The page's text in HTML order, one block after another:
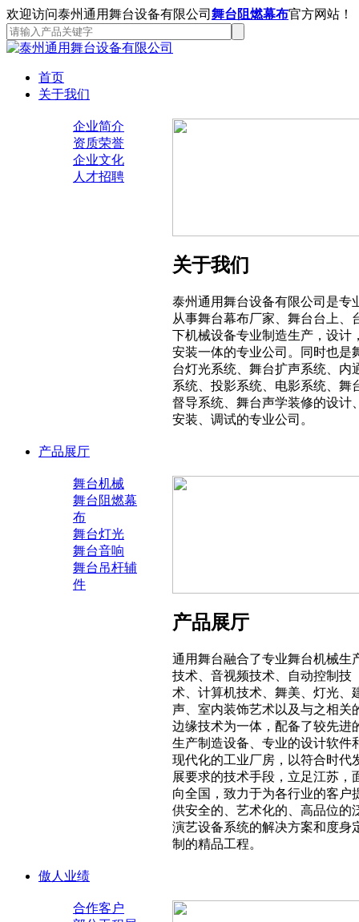
欢迎访问泰州通用舞台设备有限公司 舞台阻燃幕布官方网站！
首页
关于我们
企业简介
资质荣誉
企业文化
人才招聘
关于我们
泰州通用舞台设备有限公司是专
从事舞台幕布厂家、舞台台上、
下机械设备专业制造生产，设计，
安装一体的专业公司。同时也是
台灯光系统、舞台扩声系统、内
系统、投影系统、电影系统、舞
督导系统、舞台声学装修的设计、
安装、调试的专业公司。
产品展厅
舞台机械
舞台阻燃幕
布
舞台灯光
舞台音响
舞台吊杆辅
件
产品展厅
通用舞台融合了专业舞台机械生
技术、音视频技术、自动控制技
术、计算机技术、舞美、灯光、
声、室内装饰艺术以及与之相关
边缘技术为一体，配备了较先进
生产制造设备、专业的设计软件
现代化的工业厂房，以符合时代
展要求的技术手段，立足江苏，
向全国，致力于为各行业的客户
供安全的、艺术化的、高品位的
演艺设备系统的解决方案和度身
制的精品工程。
傲人业绩
合作客户